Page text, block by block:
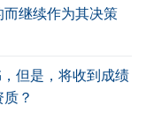
继续作为其决策
但是，将收到成绩
？